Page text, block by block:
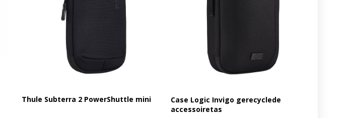
Thule Subterra 2 PowerShuttle mini
Case Logic Invigo gerecyclede
accessoiretas